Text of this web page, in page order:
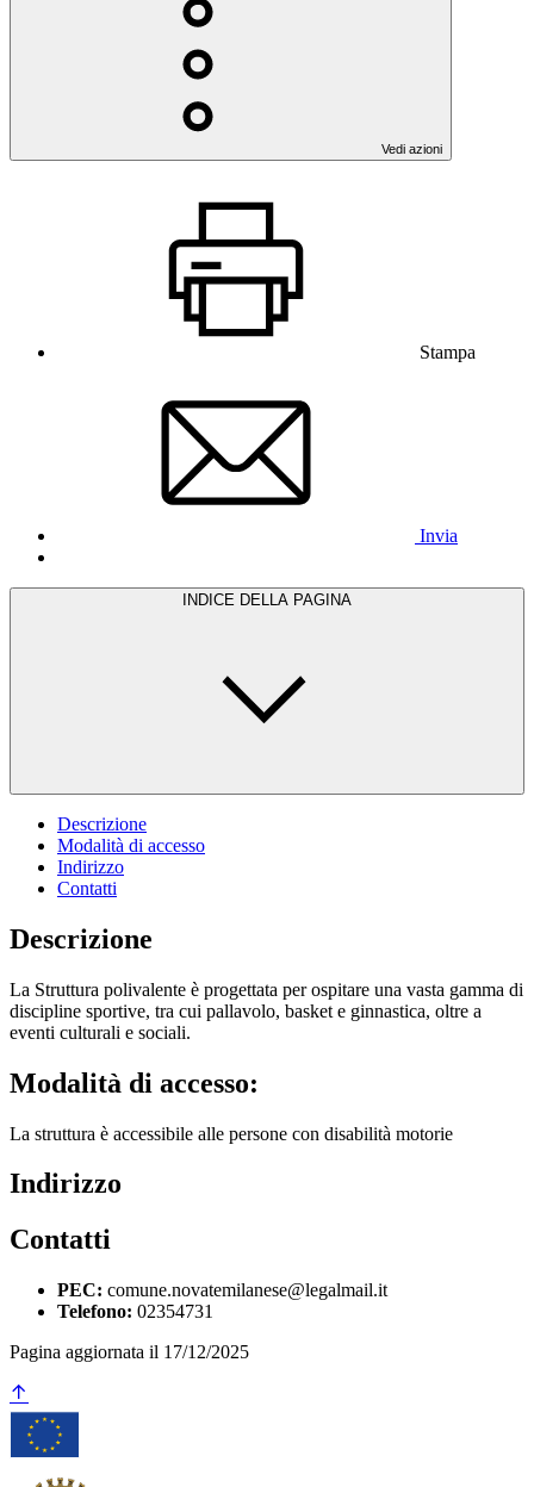
Vedi azioni
Stampa
Invia
INDICE DELLA PAGINA
Descrizione
Modalità di accesso
Indirizzo
Contatti
Descrizione
La Struttura polivalente è progettata per ospitare una vasta gamma di
discipline sportive, tra cui pallavolo, basket e ginnastica, oltre a
eventi culturali e sociali.
Modalità di accesso:
La struttura è accessibile alle persone con disabilità motorie
Indirizzo
Contatti
PEC: comune.novatemilanese@legalmail.it
Telefono: 02354731
Pagina aggiornata il 17/12/2025